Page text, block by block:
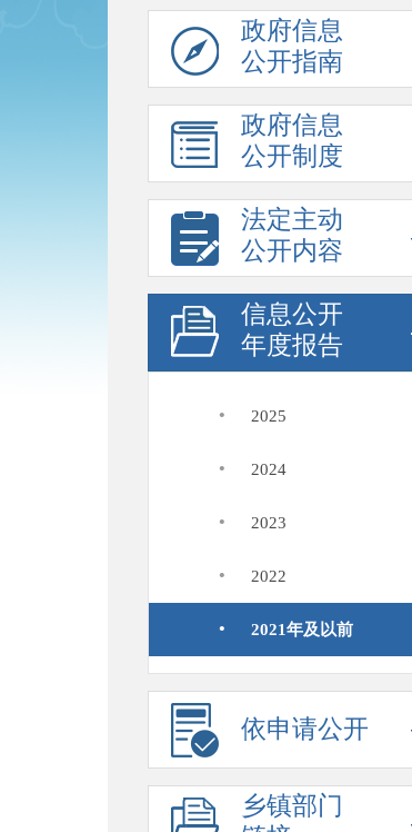
政府信息
公开指南
政府信息
公开制度
法定主动
公开内容
信息公开
年度报告
· 2025
· 2024
· 2023
· 2022
· 2021年及以前
依申请公开
乡镇部门